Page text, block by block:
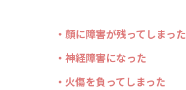
・顔に障害が残ってしまった
・神経障害になった
・火傷を負ってしまった